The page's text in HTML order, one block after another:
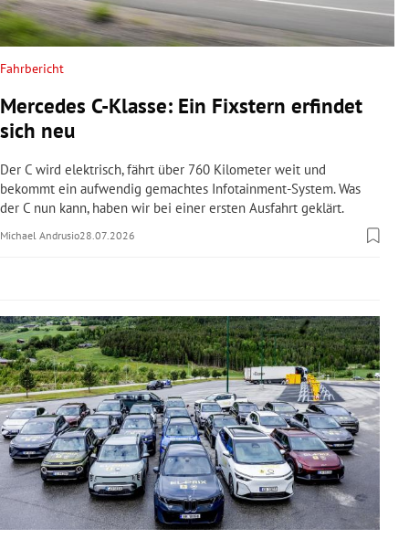
Untermenü
Untermenü
Untermenü
Untermenü
Untermenü
Untermenü
Untermenü
Fahrbericht
Mercedes C-Klasse: Ein Fixstern erfindet
sich neu
Der C wird elektrisch, fährt über 760 Kilometer weit und
bekommt ein aufwendig gemachtes Infotainment-System. Was
der C nun kann, haben wir bei einer ersten Ausfahrt geklärt.
Michael Andrusio28.07.2026